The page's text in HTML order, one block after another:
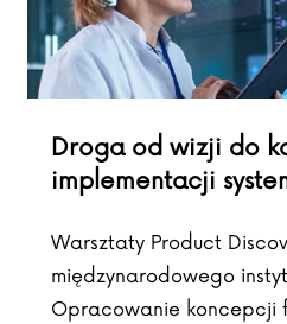
Droga od wizji do
implementacji
Warsztaty Product
międzynarodowego
Opracowanie koncepcji